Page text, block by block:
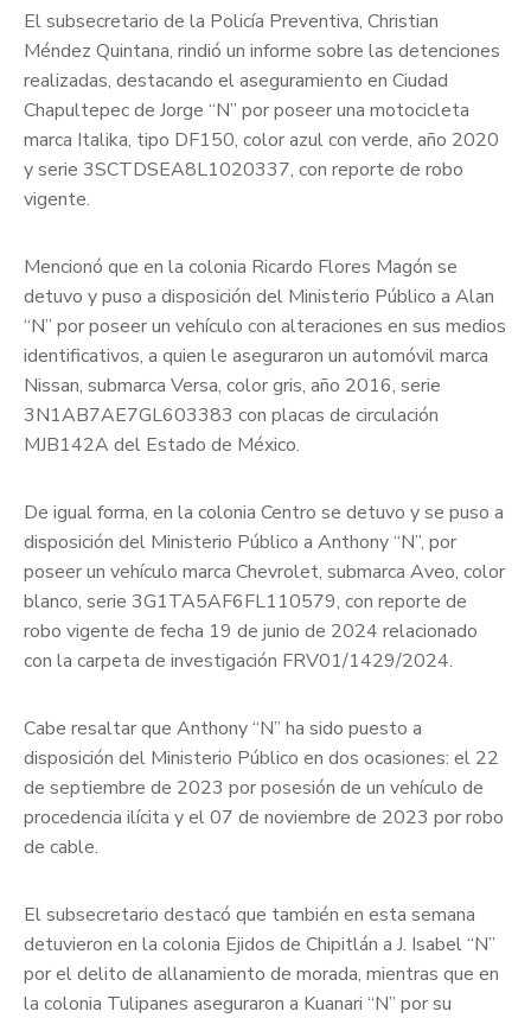
El subsecretario de la Policía Preventiva, Christian
Méndez Quintana, rindió un informe sobre las detenciones
realizadas, destacando el aseguramiento en Ciudad
Chapultepec de Jorge “N” por poseer una motocicleta
marca Italika, tipo DF150, color azul con verde, año 2020
y serie 3SCTDSEA8L1020337, con reporte de robo
vigente.
Mencionó que en la colonia Ricardo Flores Magón se
detuvo y puso a disposición del Ministerio Público a Alan
“N” por poseer un vehículo con alteraciones en sus medios
identificativos, a quien le aseguraron un automóvil marca
Nissan, submarca Versa, color gris, año 2016, serie
3N1AB7AE7GL603383 con placas de circulación
MJB142A del Estado de México.
De igual forma, en la colonia Centro se detuvo y se puso a
disposición del Ministerio Público a Anthony “N”, por
poseer un vehículo marca Chevrolet, submarca Aveo, color
blanco, serie 3G1TA5AF6FL110579, con reporte de
robo vigente de fecha 19 de junio de 2024 relacionado
con la carpeta de investigación FRV01/1429/2024.
Cabe resaltar que Anthony “N” ha sido puesto a
disposición del Ministerio Público en dos ocasiones: el 22
de septiembre de 2023 por posesión de un vehículo de
procedencia ilícita y el 07 de noviembre de 2023 por robo
de cable.
El subsecretario destacó que también en esta semana
detuvieron en la colonia Ejidos de Chipitlán a J. Isabel “N”
por el delito de allanamiento de morada, mientras que en
la colonia Tulipanes aseguraron a Kuanari “N” por su